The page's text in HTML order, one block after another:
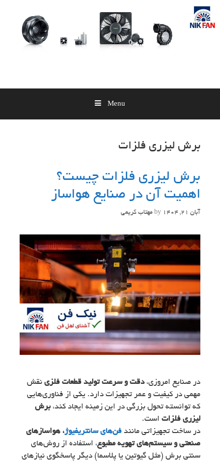
Skip
content
Menu
برش لیزری فلزات
برش لیزری فلزات چیست؟
اهمیت آن در صنایع هواساز
آبان 21, 1404 by مهتاب کریمی
در صنایع امروزی،دقت و سرعت تولید قطعات فلزی نقش
مهمی در کیفیت و عمر تجهیزات دارد. یکی از فناوری‌هایی
که توانسته تحول بزرگی در این زمینه ایجاد کند، برش
لیزری فلزات است.
در ساخت تجهیزاتی مانند فن‌های سانتریفیوژ، هواسازهای
صنعتی و سیستم‌های تهویه مطبوع، استفاده از روش‌های
سنتی برش (مثل گیوتین یا پلاسما) دیگر پاسخگوی نیازهای